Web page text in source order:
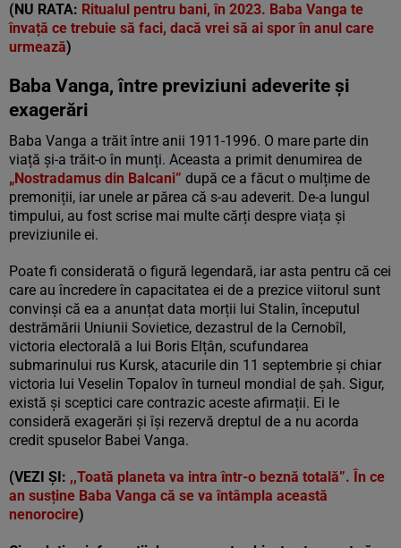
(NU RATA: Ritualul pentru bani, în 2023. Baba Vanga te
învață ce trebuie să faci, dacă vrei să ai spor în anul care
urmează)
Baba Vanga, între previziuni adeverite și
exagerări
Baba Vanga a trăit între anii 1911-1996. O mare parte din
viață și-a trăit-o în munți. Aceasta a primit denumirea de
„Nostradamus din Balcani” după ce a făcut o mulțime de
premoniții, iar unele ar părea că s-au adeverit. De-a lungul
timpului, au fost scrise mai multe cărți despre viața și
previziunile ei.
Poate fi considerată o figură legendară, iar asta pentru că cei
care au încredere în capacitatea ei de a prezice viitorul sunt
convinși că ea a anunțat data morții lui Stalin, începutul
destrămării Uniunii Sovietice, dezastrul de la Cernobîl,
victoria electorală a lui Boris Elțân, scufundarea
submarinului rus Kursk, atacurile din 11 septembrie și chiar
victoria lui Veselin Topalov în turneul mondial de șah. Sigur,
există și sceptici care contrazic aceste afirmații. Ei le
consideră exagerări și își rezervă dreptul de a nu acorda
credit spuselor Babei Vanga.
(VEZI ȘI: ,,Toată planeta va intra într-o beznă totală”. În ce
an susține Baba Vanga că se va întâmpla această
nenorocire)